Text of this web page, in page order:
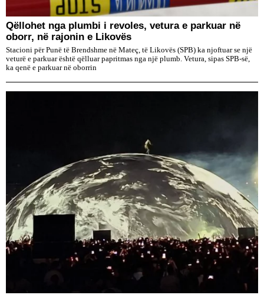
Qëllohet nga plumbi i revoles, vetura e parkuar në
oborr, në rajonin e Likovës
Stacioni për Punë të Brendshme në Mateç, të Likovës (SPB) ka njoftuar se një
veturë e parkuar është qëlluar papritmas nga një plumb. Vetura, sipas SPB-së,
ka qenë e parkuar në oborrin